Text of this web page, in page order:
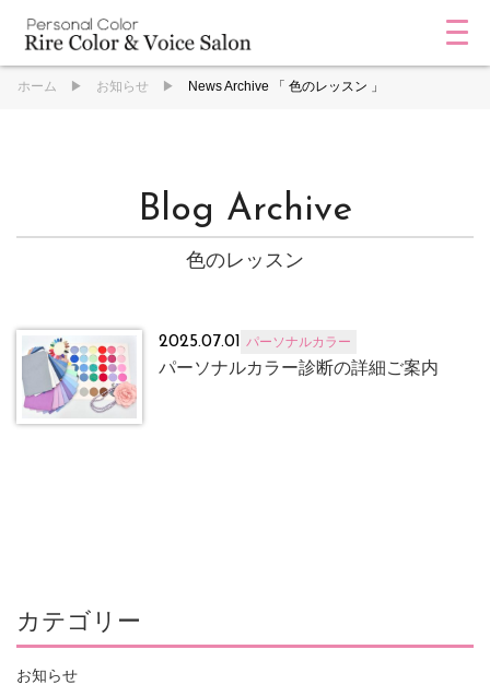
ホーム お知らせ News Archive 「 色のレッスン 」
Blog Archive
色のレッスン
2025.07.01 パーソナルカラー
パーソナルカラー診断の詳細ご案内
カテゴリー
お知らせ